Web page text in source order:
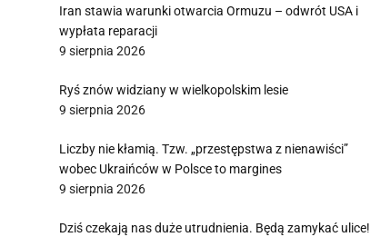
Iran stawia warunki otwarcia Ormuzu – odwrót USA i
wypłata reparacji
9 sierpnia 2026
Ryś znów widziany w wielkopolskim lesie
9 sierpnia 2026
Liczby nie kłamią. Tzw. „przestępstwa z nienawiści”
wobec Ukraińców w Polsce to margines
9 sierpnia 2026
Dziś czekają nas duże utrudnienia. Będą zamykać ulice!